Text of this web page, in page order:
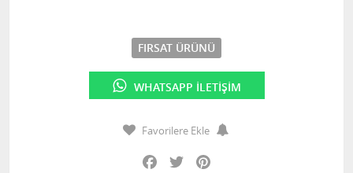
FIRSAT ÜRÜNÜ
WHATSAPP İLETIŞIM
Favorilere Ekle
Facebook
Twitter